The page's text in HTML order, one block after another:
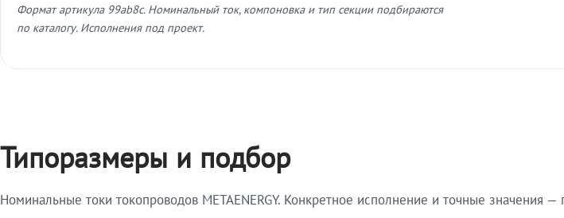
Формат артикула 99ab8c. Номинальный ток, компоновка и тип секции подбираются
по каталогу. Исполнения под проект.
Типоразмеры и подбор
Номинальные токи токопроводов METAENERGY. Конкретное исполнение и точные значения —